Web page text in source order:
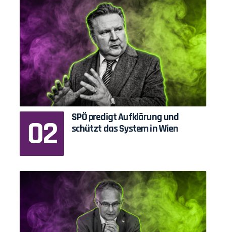
SPÖ predigt Aufklärung und
schützt das System in Wien